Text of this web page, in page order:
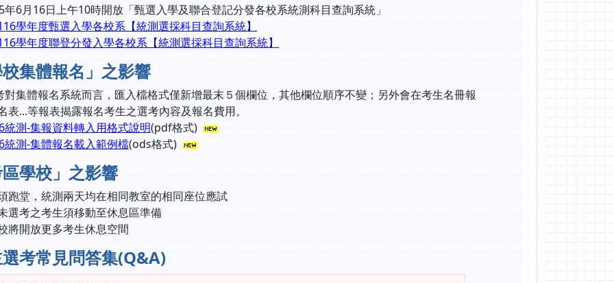
年6月16日上午10時開放「甄選入學及聯合登記分發各校系統測科目查詢系統」
學年度甄選入學各校系【統測選採科目查詢系統】
學年度聯登分發入學各校系【統測選採科目查詢系統】
集體報名」之影響
對集體報名系統而言，匯入檔格式僅新增最末５個欄位，其他欄位順序不變；另外會在考生名冊報
表...等報表揭露報名考生之選考內容及報名費用。
統測-集報資料轉入用格式說明(pdf格式)
統測-集體報名載入範例檔(ods格式)
學校」之影響
跑堂，統測兩天均在相同教室的相同座位應試
選考之考生須移動至休息區準備
將開放更多考生休息空間
考常見問答集(Q&A)